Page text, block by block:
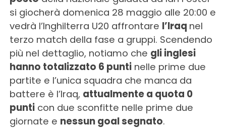
si giocherà domenica 28 maggio alle 20:00 e
vedrà l’Inghilterra U20 affrontare l’Iraq nel
terzo match della fase a gruppi. Scendendo
più nel dettaglio, notiamo che gli inglesi
hanno totalizzato 6 puntinelle prime due
partite e l’unica squadra che manca da
battere è l’Iraq, attualmente a quota 0
punticon due sconfitte nelle prime due
giornate e nessun goal segnato.